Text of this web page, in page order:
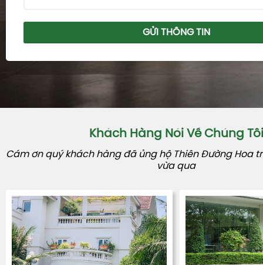
GỬI THÔNG TIN
Khách Hàng Nói Về Chúng Tôi
Cám ơn quý khách hàng đã ủng hộ Thiên Đường Hoa
vừa qua